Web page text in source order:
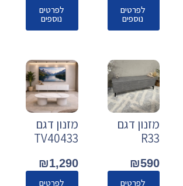
לפרטים
נוספים
לפרטים
נוספים
מזנון דגם
R33
₪590
לפרטים
מזנון דגם
TV40433
₪1,290
לפרטים